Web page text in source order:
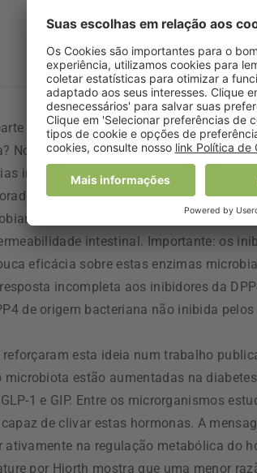
da atividade DPP4 relevante não for
Nos últimos anos, esta hipótese deixou
intestinais podem expressar enzimas
mostraram, na revista Science,
capaz de reduzir GLP-1 ativo e
intestinal. Importante: os
eficácia sobre estas enzimas
incompleta aos inibidores da
de origem bacteriana não inibida
esta ideia num trabalho
microbiota estão aumentadas na
1 e GIP. Entre os microrganismos
de clivar estas hormonas. A
ativamente na regulação metabólica do
por Hjorth mostra que uma menor